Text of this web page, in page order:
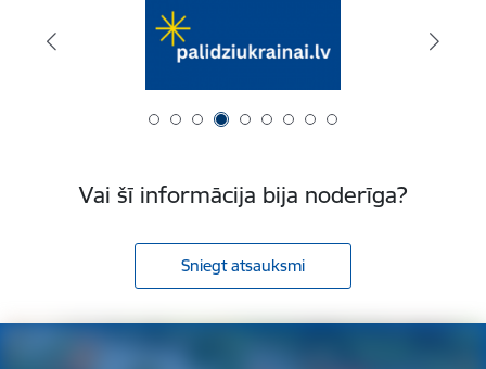
Vai šī informācija bija noderīga?
Sniegt atsauksmi